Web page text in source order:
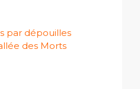
par dépouilles
des Morts